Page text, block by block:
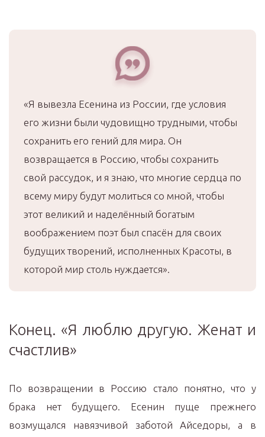
«Я вывезла Есенина из России, где условия
его жизни были чудовищно трудными, чтобы
сохранить его гений для мира. Он
возвращается в Россию, чтобы сохранить
свой рассудок, и я знаю, что многие сердца по
всему миру будут молиться со мной, чтобы
этот великий и наделённый богатым
воображением поэт был спасён для своих
будущих творений, исполненных Красоты, в
которой мир столь нуждается».
Конец. «Я люблю другую. Женат и
счастлив»
По возвращении в Россию стало понятно, что у
брака нет будущего. Есенин пуще прежнего
возмущался навязчивой заботой Айседоры, а в